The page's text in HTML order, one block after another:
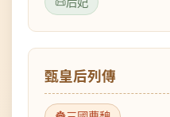
甄皇后列傳
三國曹魏
后妃